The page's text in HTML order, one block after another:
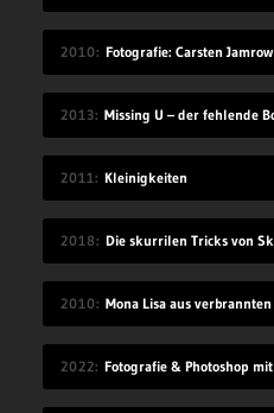
2010 Fotografie: Carsten Jamrow
2013 Missing U – der fehlende
2011 Kleinigkeiten
2018
2010 Mona Lisa aus verbrannten
2022 Fotografie & Photoshop